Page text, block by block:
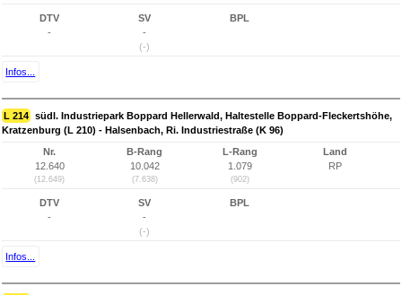
DTV
-
SV
-
(-)
BPL
Infos...
L 214 südl. Industriepark Boppard Hellerwald, Haltestelle Boppard-Fleckertshöhe,
Kratzenburg (L 210) - Halsenbach, Ri. Industriestraße (K 96)
Nr.
12.640
(12.649)
B-Rang
10.042
(7.638)
L-Rang
1.079
(902)
Land
RP
DTV
-
SV
-
(-)
BPL
Infos...